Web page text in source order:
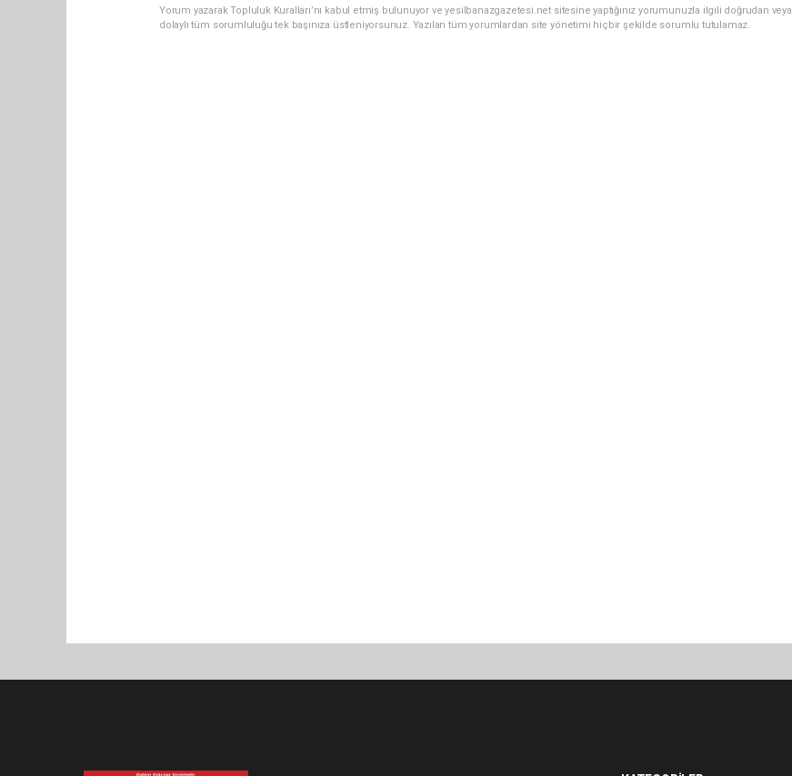
Yorum yazarak Topluluk Kuralları’nı kabul etmiş bulunuyor ve yesilbanazgazetesi.net sitesine yaptığınız yorumunuzla ilgili doğrudan veya
dolaylı tüm sorumluluğu tek başınıza üstleniyorsunuz. Yazılan tüm yorumlardan site yönetimi hiçbir şekilde sorumlu tutulamaz.